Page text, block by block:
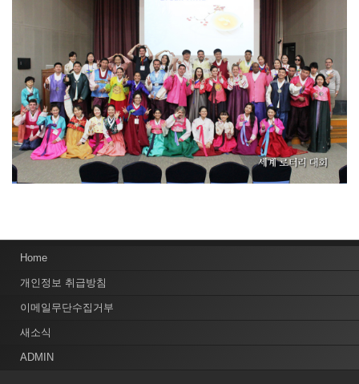
Home
개인정보 취급방침
이메일무단수집거부
새소식
ADMIN